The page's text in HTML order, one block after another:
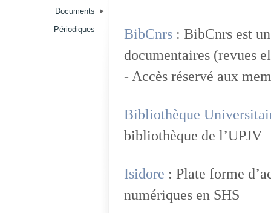
Documents
Périodiques
BibCnrs : BibCnrs est
documentaires (revues
- Accès réservé aux
Bibliothèque
bibliothèque de l’UPJV
Isidore : Plate forme
numériques en SHS